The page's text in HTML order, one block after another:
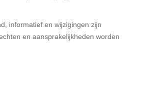
informatief en wijzigingen zijn
en aansprakelijkheden worden